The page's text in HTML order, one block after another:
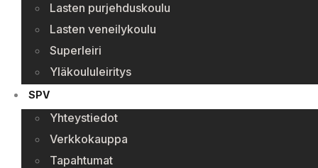
Lasten purjehduskoulu
Lasten veneilykoulu
Superleiri
Yläkoululeiritys
SPV
Yhteystiedot
Verkkokauppa
Tapahtumat